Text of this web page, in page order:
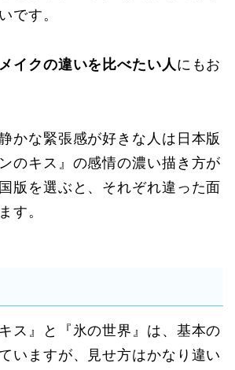
です。
イクの違いを比べたい人にもお
かな緊張感が好きな人は日本版
のキス』の感情の濃い描き方が
版を選ぶと、それぞれ違った面
す。
ス』と『氷の世界』は、基本の
いますが、見せ方はかなり違い